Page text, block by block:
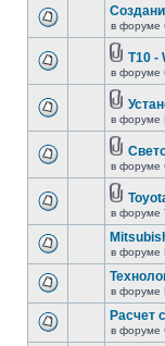
в форуме
T10 -
в форуме
в форуме
в форуме
в форуме
в форуме
в форуме
Расчет
в форуме